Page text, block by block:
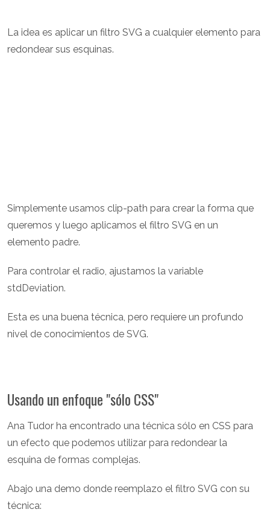
La idea es aplicar un filtro SVG a cualquier elemento para
redondear sus esquinas.
Simplemente usamos clip-path para crear la forma que
queremos y luego aplicamos el filtro SVG en un
elemento padre.
Para controlar el radio, ajustamos la variable
stdDeviation.
Esta es una buena técnica, pero requiere un profundo
nivel de conocimientos de SVG.
Usando un enfoque "sólo CSS"
Ana Tudor ha encontrado una técnica sólo en CSS para
un efecto que podemos utilizar para redondear la
esquina de formas complejas.
Abajo una demo donde reemplazo el filtro SVG con su
técnica: